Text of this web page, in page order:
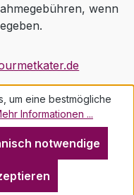
wenn
um eine bestmögliche
Informationen ...
notwendige